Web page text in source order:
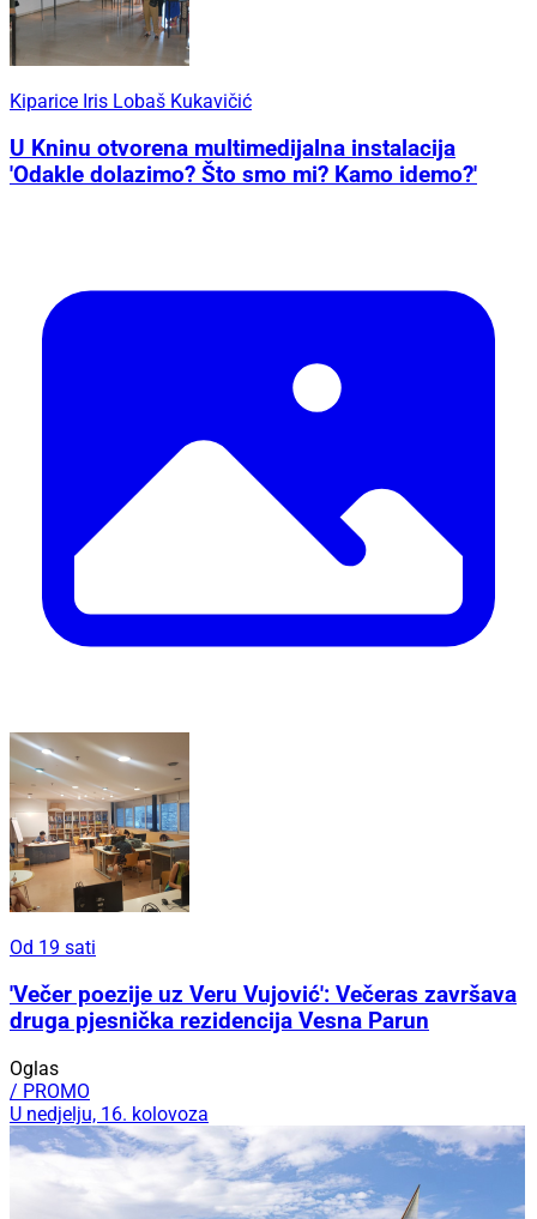
Kiparice Iris Lobaš Kukavičić
U Kninu otvorena multimedijalna instalacija
'Odakle dolazimo? Što smo mi? Kamo idemo?'
Od 19 sati
'Večer poezije uz Veru Vujović': Večeras završava
druga pjesnička rezidencija Vesna Parun
Oglas
/ PROMO
U nedjelju, 16. kolovoza